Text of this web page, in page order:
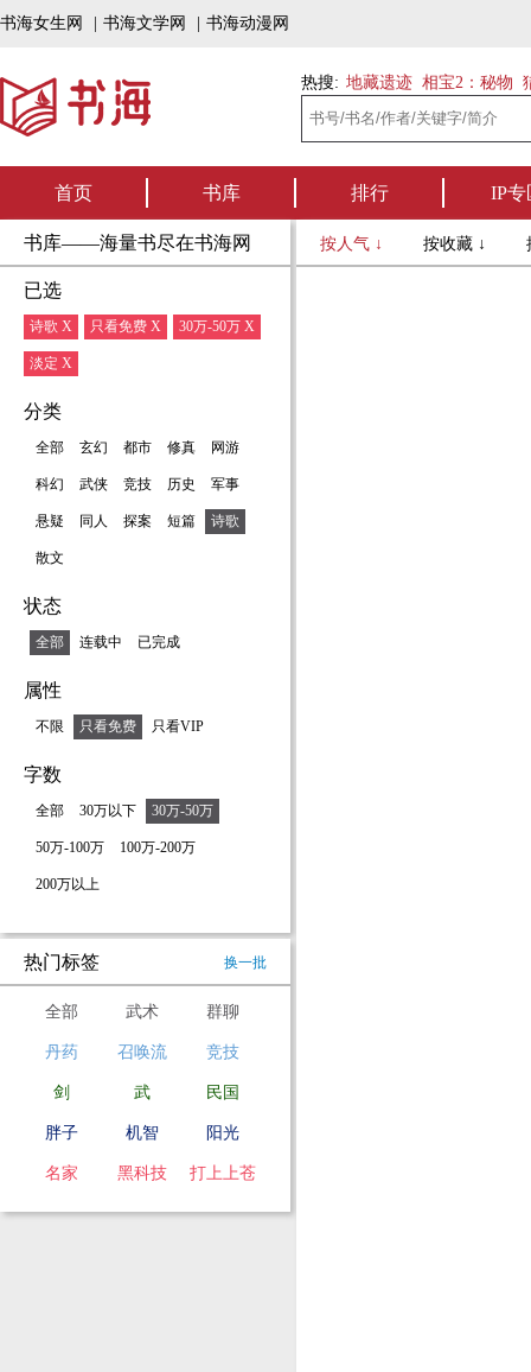
书海女生网 书海文学网 书海动漫网
热搜: 地藏遗迹 相宝2：秘物
首页 书库 排行 IP专
书库——海量书尽在书海网
已选
诗歌 X 只看免费 X 30万-50万 X
淡定 X
分类
全部 玄幻 都市 修真 网游
科幻 武侠 竞技 历史 军事
悬疑 同人 探案 短篇 诗歌
散文
状态
全部 连载中 已完成
属性
不限 只看免费 只看VIP
字数
全部 30万以下 30万-50万
50万-100万 100万-200万
200万以上
热门标签 换一批
全部 武术 群聊
丹药 召唤流 竞技
剑 武 民国
胖子 机智 阳光
名家 黑科技 打上上苍
按人气 ↓ 按收藏 ↓